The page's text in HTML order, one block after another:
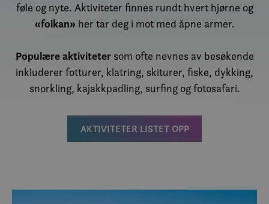
føle og nyte. Aktiviteter finnes rundt hvert hjørne og
«folkan» her tar deg i mot med åpne armer.
Populære aktivitetersom ofte nevnes av besøkende
inkluderer fotturer, klatring, skiturer, fiske, dykking,
snorkling, kajakkpadling, surfing og fotosafari.
AKTIVITETER LISTET OPP